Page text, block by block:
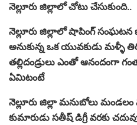
నెల్లూరు జిల్లాలో చోటు చేసుకుంది..
నెల్లూరు జిల్లాలో షాపింగ్
అనుకున్న ఒక యువకుడు మళ్ళీ
తల్లిదండ్రులు ఎంతో ఆనందంగా
ఏమిటంటే
నెల్లూరు జిల్లా మనుబోలు
కుమారుడు సతీష్ డిగ్రీ వరకు